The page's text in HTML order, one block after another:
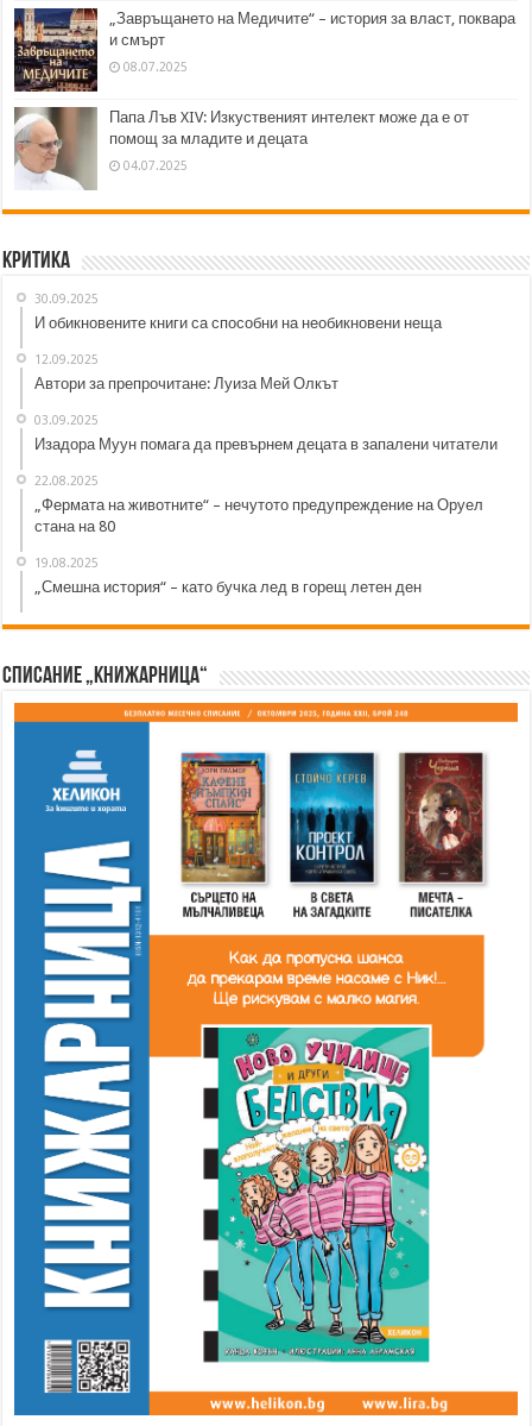
„Завръщането на Медичите“ – история за власт, поквара
и смърт
08.07.2025
Папа Лъв XIV: Изкуственият интелект може да е от
помощ за младите и децата
04.07.2025
Критика
30.09.2025
И обикновените книги са способни на необикновени неща
12.09.2025
Автори за препрочитане: Луиза Мей Олкът
03.09.2025
Изадора Муун помага да превърнем децата в запалени читатели
22.08.2025
„Фермата на животните“ – нечутото предупреждение на Оруел
стана на 80
19.08.2025
„Смешна история“ – като бучка лед в горещ летен ден
Списание „Книжарница“